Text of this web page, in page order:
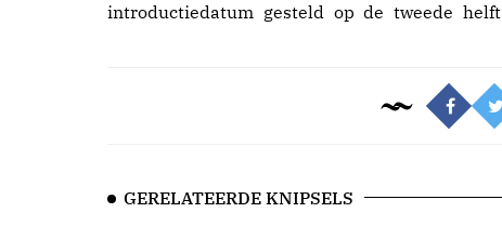
introductiedatum gesteld op de tweede helft
GERELATEERDE KNIPSELS